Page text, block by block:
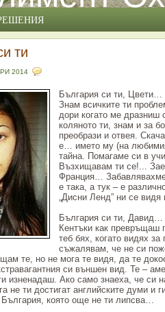
ти
2014
България си ти, Цвети…
Знам всичките ти
дори когато ме дразниш
коляното ти, знам и за
преобрази и отвея.
е… името му (на
тайна. Помагаме си в
Възхищавам ти се!...
Франция…
е така, а тук – е
„Дисни Ленд” ни се
България си ти, Давид…
Кентъки как превръщаш
теб бях, когато видях
съжалявам, че не си
те, но не мога те видя, да те
си външен вид. Те –
изненадаш. Ако само знаеха, че си
не ти достигат английските думи и
която още не ти липсва…